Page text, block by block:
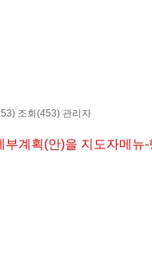
조회(453) 관리자
부계획(안)을 지도자메뉴